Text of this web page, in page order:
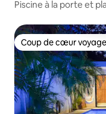
Piscine à la porte et
Coup de cœur
Coup de cœur